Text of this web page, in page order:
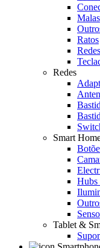
Malas
Ratos
Redes
Smart
Hubs
Tablet &